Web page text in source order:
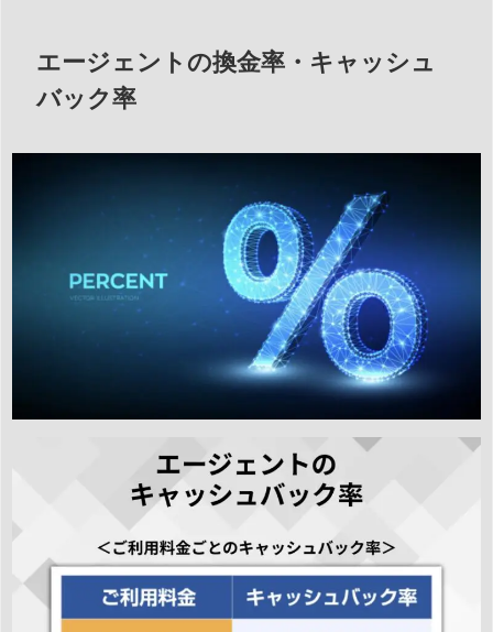
エージェントの換金率・キャッシュ
バック率